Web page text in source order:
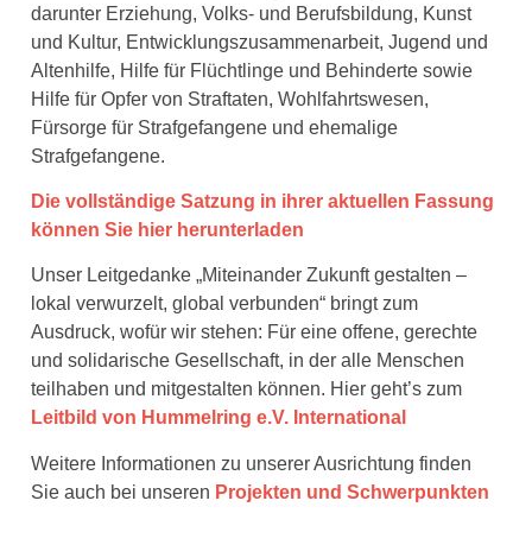
darunter Erziehung, Volks- und Berufsbildung, Kunst
und Kultur, Entwicklungszusammenarbeit, Jugend und
Altenhilfe, Hilfe für Flüchtlinge und Behinderte sowie
Hilfe für Opfer von Straftaten, Wohlfahrtswesen,
Fürsorge für Strafgefangene und ehemalige
Strafgefangene.
Die vollständige Satzung in ihrer aktuellen Fassung
können Sie hier herunterladen
Unser Leitgedanke „Miteinander Zukunft gestalten –
lokal verwurzelt, global verbunden“ bringt zum
Ausdruck, wofür wir stehen: Für eine offene, gerechte
und solidarische Gesellschaft, in der alle Menschen
teilhaben und mitgestalten können. Hier geht’s zum
Leitbild von Hummelring e.V. International
Weitere Informationen zu unserer Ausrichtung finden
Sie auch bei unseren Projekten und Schwerpunkten